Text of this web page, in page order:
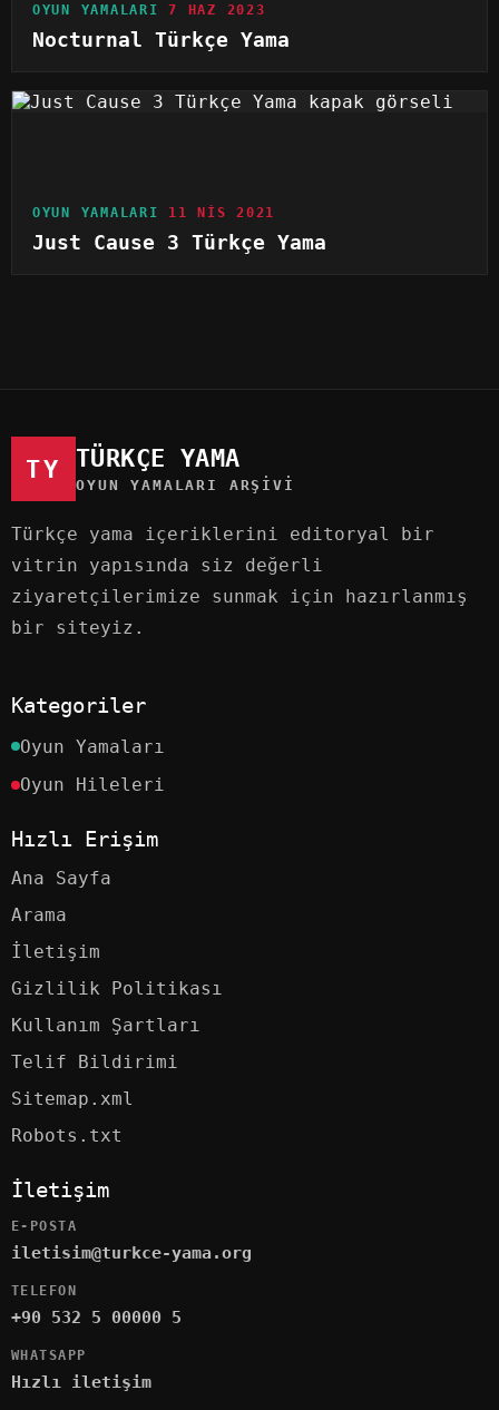
OYUN YAMALARI 7 HAZ 2023
Nocturnal Türkçe Yama
OYUN YAMALARI 11 NIS 2021
Just Cause 3 Türkçe Yama
TY TÜRKÇE YAMA
OYUN YAMALARI ARŞIVI
Türkçe yama içeriklerini editoryal bir
vitrin yapısında siz değerli
ziyaretçilerimize sunmak için hazırlanmış
bir siteyiz.
Kategoriler
Oyun Yamaları
Oyun Hileleri
Hızlı Erişim
Ana Sayfa
Arama
İletişim
Gizlilik Politikası
Kullanım Şartları
Telif Bildirimi
Sitemap.xml
Robots.txt
İletişim
E-POSTA
iletisim@turkce-yama.org
TELEFON
+90 532 5 00000 5
WHATSAPP
Hızlı iletişim